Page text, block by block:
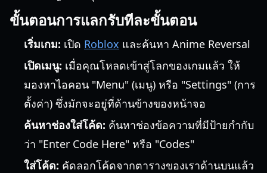
ขั้นตอนการแลกรับทีละขั้นตอน
เริ่มเกม: เปิด Roblox และค้นหา Anime Reversal
เปิดเมนู: เมื่อคุณโหลดเข้าสู่โลกของเกมแล้ว ให้
มองหาไอคอน "Menu" (เมนู) หรือ "Settings" (การ
ตั้งค่า) ซึ่งมักจะอยู่ที่ด้านข้างของหน้าจอ
ค้นหาช่องใส่โค้ด: ค้นหาช่องข้อความที่มีป้ายกำกับ
ว่า "Enter Code Here" หรือ "Codes"
ใส่โค้ด: คัดลอกโค้ดจากตารางของเราด้านบนแล้ว